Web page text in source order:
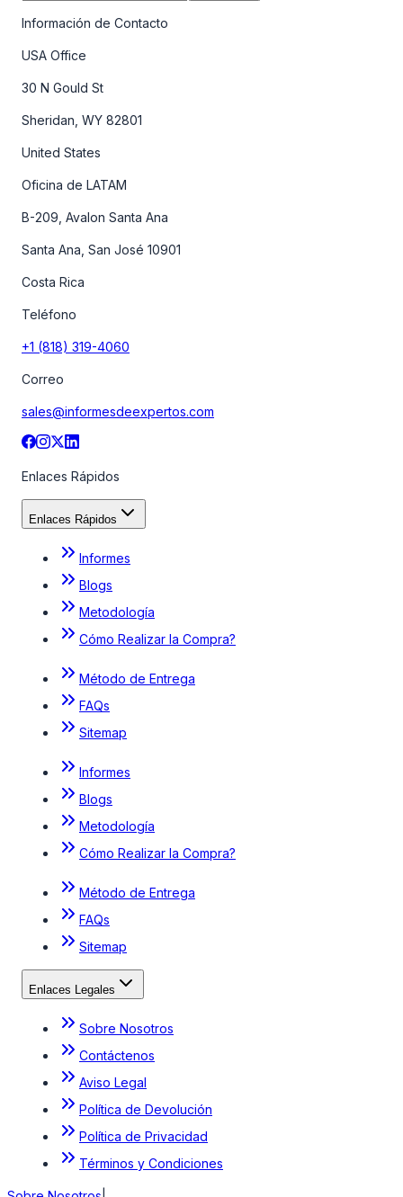
Información de Contacto
USA Office
30 N Gould St
Sheridan, WY 82801
United States
Oficina de LATAM
B-209, Avalon Santa Ana
Santa Ana, San José 10901
Costa Rica
Teléfono
+1 (818) 319-4060
Correo
sales@informesdeexpertos.com
Enlaces Rápidos
Enlaces Rápidos
Informes
Blogs
Metodología
Cómo Realizar la Compra?
Método de Entrega
FAQs
Sitemap
Informes
Blogs
Metodología
Cómo Realizar la Compra?
Método de Entrega
FAQs
Sitemap
Enlaces Legales
Sobre Nosotros
Contáctenos
Aviso Legal
Política de Devolución
Política de Privacidad
Términos y Condiciones